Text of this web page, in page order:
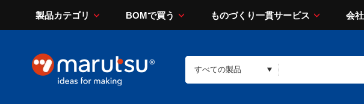
製品カテゴリ BOMで買う ものづくり一貫サービス 会